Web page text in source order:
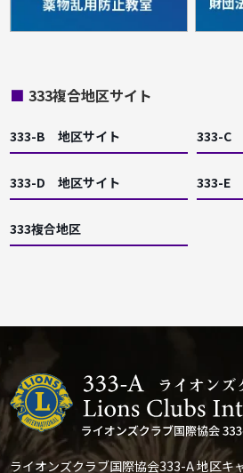
■ 333複合地区サイト
333-B 地区サイト 333-C
333-D 地区サイト 333-E
333複合地区
ライオンズクラブ国際協会333-A 地区キ